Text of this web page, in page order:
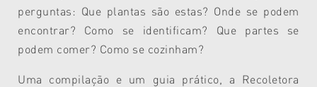
perguntas: Que plantas são estas? Onde se podem
encontrar? Como se identificam? Que partes se
podem comer? Como se cozinham?
Uma compilação e um guia prático, a Recoletora